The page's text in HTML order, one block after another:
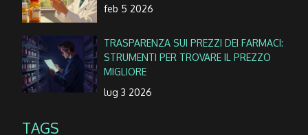
feb 5 2026
TRASPARENZA SUI PREZZI DEI FARMACI:
STRUMENTI PER TROVARE IL PREZZO
MIGLIORE
lug 3 2026
TAGS